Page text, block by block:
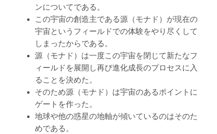
ンについてである。
この宇宙の創造主である源（モナド）が現在の
宇宙というフィールドでの体験をやり尽くして
しまったからである。
源（モナド）は一度この宇宙を閉じて新たなフ
ィールドを展開し再び進化成長のプロセスに入
ることを決めた。
そのため源（モナド）は宇宙のあるポイントに
ゲートを作った。
地球や他の惑星の地軸が傾いているのはそのた
めである。